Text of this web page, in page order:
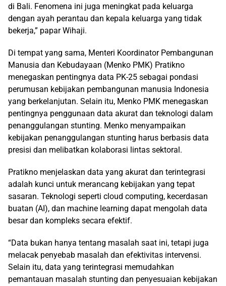
di Bali. Fenomena ini juga meningkat pada keluarga
dengan ayah perantau dan kepala keluarga yang tidak
bekerja,” papar Wihaji.
Di tempat yang sama, Menteri Koordinator Pembangunan
Manusia dan Kebudayaan (Menko PMK) Pratikno
menegaskan pentingnya data PK-25 sebagai pondasi
perumusan kebijakan pembangunan manusia Indonesia
yang berkelanjutan. Selain itu, Menko PMK menegaskan
pentingnya penggunaan data akurat dan teknologi dalam
penanggulangan stunting. Menko menyampaikan
kebijakan penanggulangan stunting harus berbasis data
presisi dan melibatkan kolaborasi lintas sektoral.
Pratikno menjelaskan data yang akurat dan terintegrasi
adalah kunci untuk merancang kebijakan yang tepat
sasaran. Teknologi seperti cloud computing, kecerdasan
buatan (AI), dan machine learning dapat mengolah data
besar dan kompleks secara efektif.
“Data bukan hanya tentang masalah saat ini, tetapi juga
melacak penyebab masalah dan efektivitas intervensi.
Selain itu, data yang terintegrasi memudahkan
pemantauan masalah stunting dan penyesuaian kebijakan